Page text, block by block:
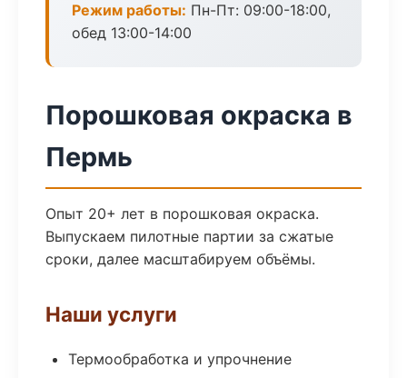
Режим работы: Пн-Пт: 09:00-18:00,
обед 13:00-14:00
Порошковая окраска в
Пермь
Опыт 20+ лет в порошковая окраска.
Выпускаем пилотные партии за сжатые
сроки, далее масштабируем объёмы.
Наши услуги
Термообработка и упрочнение